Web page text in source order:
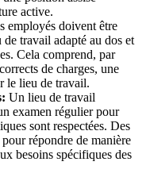
active.
employés doivent être
travail adapté au dos et
Cela comprend, par
de charges, une
le lieu de travail.
Un lieu de travail
examen régulier pour
sont respectées. Des
répondre de manière
besoins spécifiques des